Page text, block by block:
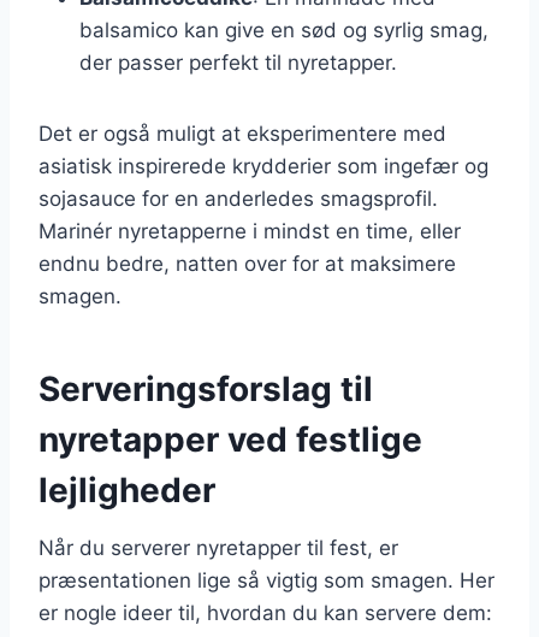
balsamico kan give en sød og syrlig smag,
der passer perfekt til nyretapper.
Det er også muligt at eksperimentere med
asiatisk inspirerede krydderier som ingefær og
sojasauce for en anderledes smagsprofil.
Marinér nyretapperne i mindst en time, eller
endnu bedre, natten over for at maksimere
smagen.
Serveringsforslag til
nyretapper ved festlige
lejligheder
Når du serverer nyretapper til fest, er
præsentationen lige så vigtig som smagen. Her
er nogle ideer til, hvordan du kan servere dem: